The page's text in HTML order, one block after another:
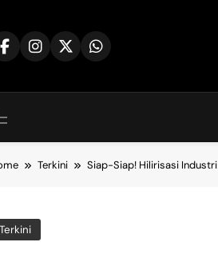
Terkini Siap-Siap! Hilirisasi Industri
Terkini